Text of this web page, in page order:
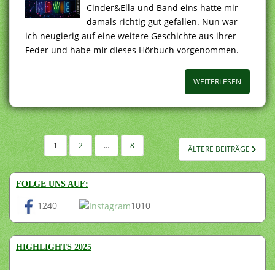
Cinder&Ella und Band eins hatte mir
damals richtig gut gefallen. Nun war
ich neugierig auf eine weitere Geschichte aus ihrer
Feder und habe mir dieses Hörbuch vorgenommen.
WEITERLESEN
SEITENNUMMERIERUNG
DER
BEITRÄGE
1 2 … 8 ÄLTERE BEITRÄGE
FOLGE UNS AUF:
1240 1010
HIGHLIGHTS 2025